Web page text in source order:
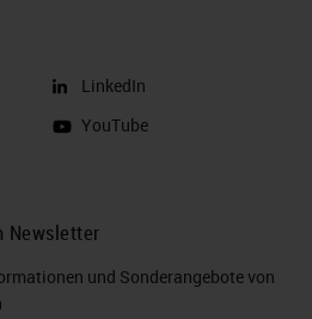
LinkedIn
YouTube
Newsletter
und Sonderangebote von